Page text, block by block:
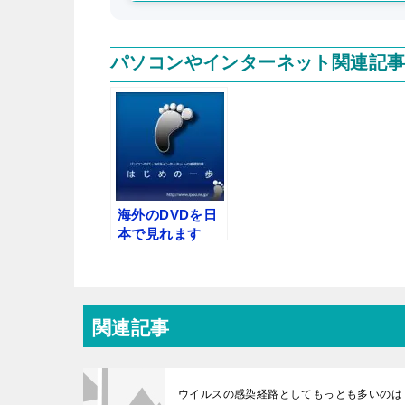
パソコンやインターネット関連記事
海外のDVDを日
本で見れます
関連記事
ウイルスの感染経路としてもっとも多いのは